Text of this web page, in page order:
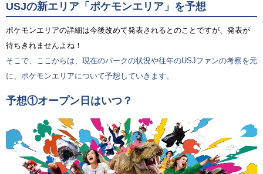
USJの新エリア「ポケモンエリア」を予想
ポケモンエリアの詳細は今後改めて発表されるとのことですが、発表が
待ちきれませんよね！
そこで、ここからは、現在のパークの状況や往年のUSJファンの考察を元
に、ポケモンエリアについて予想していきます。
予想①オープン日はいつ？